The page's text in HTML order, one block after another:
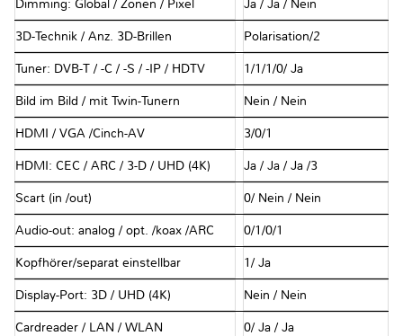
Dimming: Global / Zonen / Pixel Ja / Ja / Nein
3D-Technik / Anz. 3D-Brillen Polarisation/2
Tuner: DVB-T / -C / -S / -IP / HDTV 1/1/1/0/ Ja
Bild im Bild / mit Twin-Tunern Nein / Nein
HDMI / VGA /Cinch-AV 3/0/1
HDMI: CEC / ARC / 3-D / UHD (4K) Ja / Ja / Ja /3
Scart (in /out) 0/ Nein / Nein
Audio-out: analog / opt. /koax /ARC 0/1/0/1
Kopfhörer/separat einstellbar 1/ Ja
Display-Port: 3D / UHD (4K) Nein / Nein
Cardreader / LAN / WLAN 0/ Ja / Ja